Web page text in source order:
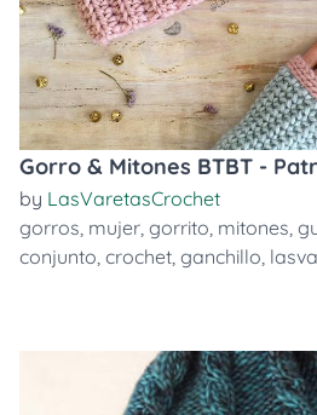
Gorro & Mitones BTBT -
by LasVaretasCrochet
gorros, mujer, gorrito, mitones,
conjunto, crochet, ganchillo,